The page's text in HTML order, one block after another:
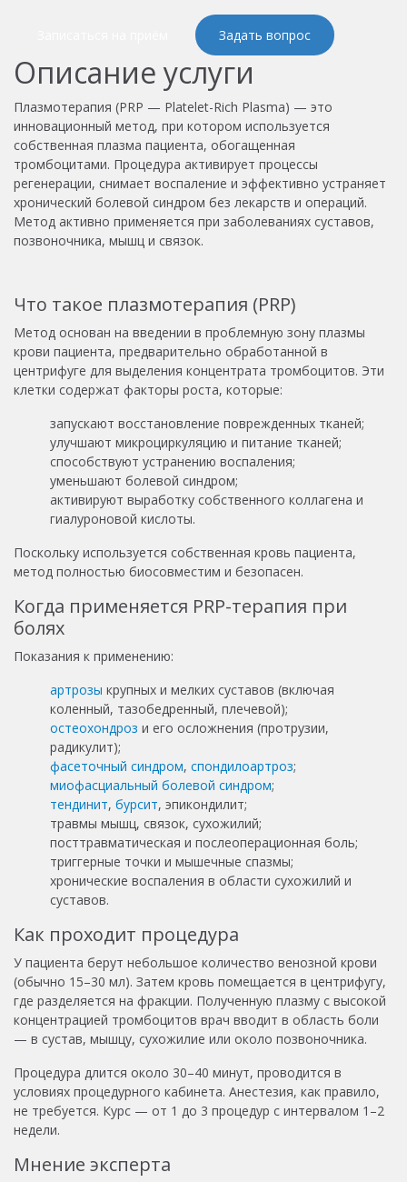
Задать вопрос
Описание услуги
Плазмотерапия (PRP — Platelet-Rich Plasma) — это
инновационный метод, при котором используется
собственная плазма пациента, обогащенная
тромбоцитами. Процедура активирует процессы
регенерации, снимает воспаление и эффективно устраняет
хронический болевой синдром без лекарств и операций.
Метод активно применяется при заболеваниях суставов,
позвоночника, мышц и связок.
Что такое плазмотерапия (PRP)
Метод основан на введении в проблемную зону плазмы
крови пациента, предварительно обработанной в
центрифуге для выделения концентрата тромбоцитов. Эти
клетки содержат факторы роста, которые:
запускают восстановление поврежденных тканей;
улучшают микроциркуляцию и питание тканей;
способствуют устранению воспаления;
уменьшают болевой синдром;
активируют выработку собственного коллагена и
гиалуроновой кислоты.
Поскольку используется собственная кровь пациента,
метод полностью биосовместим и безопасен.
Когда применяется PRP-терапия при
болях
Показания к применению:
артрозы крупных и мелких суставов (включая
коленный, тазобедренный, плечевой);
остеохондроз и его осложнения (протрузии,
радикулит);
фасеточный синдром, спондилоартроз;
миофасциальный болевой синдром;
тендинит, бурсит, эпикондилит;
травмы мышц, связок, сухожилий;
посттравматическая и послеоперационная боль;
триггерные точки и мышечные спазмы;
хронические воспаления в области сухожилий и
суставов.
Как проходит процедура
У пациента берут небольшое количество венозной крови
(обычно 15–30 мл). Затем кровь помещается в центрифугу,
где разделяется на фракции. Полученную плазму с высокой
концентрацией тромбоцитов врач вводит в область боли
— в сустав, мышцу, сухожилие или около позвоночника.
Процедура длится около 30–40 минут, проводится в
условиях процедурного кабинета. Анестезия, как правило,
не требуется. Курс — от 1 до 3 процедур с интервалом 1–2
недели.
Мнение эксперта